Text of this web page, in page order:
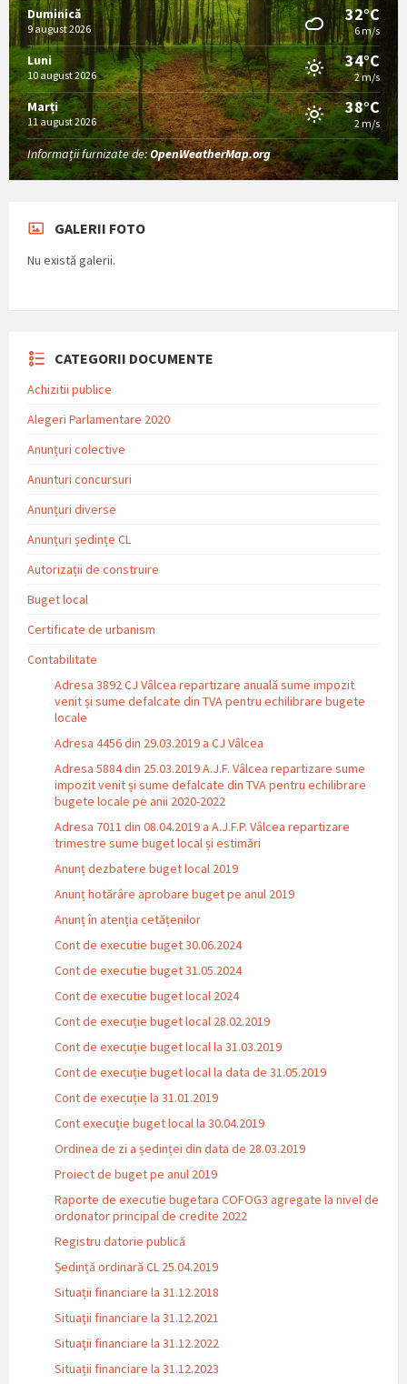
Duminică
9 august 2026
32°C
6 m/s
Luni
10 august 2026
34°C
2 m/s
Marți
11 august 2026
38°C
2 m/s
Informații furnizate de:OpenWeatherMap.org
GALERII FOTO
Nu există galerii.
CATEGORII DOCUMENTE
Achizitii publice
Alegeri Parlamentare 2020
Anunțuri colective
Anunturi concursuri
Anunțuri diverse
Anunțuri ședințe CL
Autorizații de construire
Buget local
Certificate de urbanism
Contabilitate
Adresa 3892 CJ Vâlcea repartizare anuală sume impozit
venit și sume defalcate din TVA pentru echilibrare bugete
locale
Adresa 4456 din 29.03.2019 a CJ Vâlcea
Adresa 5884 din 25.03.2019 A.J.F. Vâlcea repartizare sume
impozit venit și sume defalcate din TVA pentru echilibrare
bugete locale pe anii 2020-2022
Adresa 7011 din 08.04.2019 a A.J.F.P. Vâlcea repartizare
trimestre sume buget local și estimări
Anunț dezbatere buget local 2019
Anunț hotărâre aprobare buget pe anul 2019
Anunț în atenția cetățenilor
Cont de executie buget 30.06.2024
Cont de executie buget 31.05.2024
Cont de executie buget local 2024
Cont de execuție buget local 28.02.2019
Cont de execuție buget local la 31.03.2019
Cont de execuție buget local la data de 31.05.2019
Cont de execuție la 31.01.2019
Cont execuție buget local la 30.04.2019
Ordinea de zi a ședinței din data de 28.03.2019
Proiect de buget pe anul 2019
Raporte de executie bugetara COFOG3 agregate la nivel de
ordonator principal de credite 2022
Registru datorie publică
Ședință ordinară CL 25.04.2019
Situații financiare la 31.12.2018
Situaţii financiare la 31.12.2021
Situaţii financiare la 31.12.2022
Situații financiare la 31.12.2023